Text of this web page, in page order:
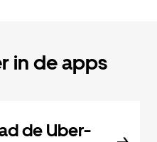
in de apps
de Uber-